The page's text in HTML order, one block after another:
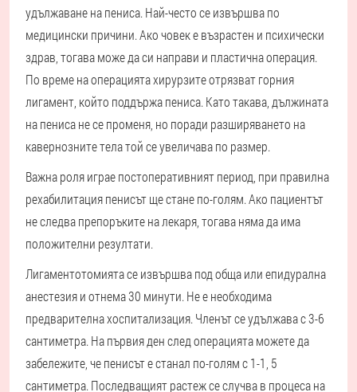
удължаване на пениса. Най-често се извършва по
медицински причини. Ако човек е възрастен и психически
здрав, тогава може да си направи и пластична операция.
По време на операцията хирурзите отрязват горния
лигамент, който поддържа пениса. Като такава, дължината
на пениса не се променя, но поради разширяването на
кавернозните тела той се увеличава по размер.
Важна роля играе постоперативният период, при правилна
рехабилитация пенисът ще стане по-голям. Ако пациентът
не следва препоръките на лекаря, тогава няма да има
положителни резултати.
Лигаментотомията се извършва под обща или епидурална
анестезия и отнема 30 минути. Не е необходима
предварителна хоспитализация. Членът се удължава с 3-6
сантиметра. На първия ден след операцията можете да
забележите, че пенисът е станал по-голям с 1-1, 5
сантиметра. Последващият растеж се случва в процеса на